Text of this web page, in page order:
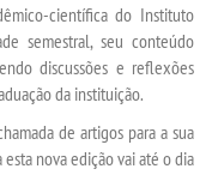
científica do Instituto
semestral, seu conteúdo
discussões e reflexões
da instituição.
de artigos para a sua
esta nova edição vai até o dia